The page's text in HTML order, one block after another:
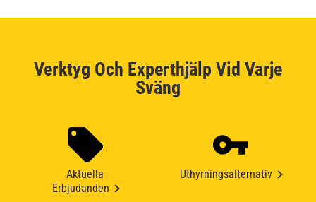
Verktyg Och Experthjälp Vid Varje
Sväng
Aktuella
Erbjudanden
Uthyrningsalternativ